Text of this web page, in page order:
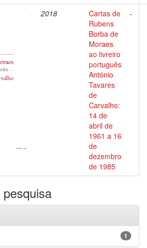
2018
Cartas de
Rubens
Borba de
Moraes
ao livreiro
português
António
Tavares
de
Carvalho:
14 de
abril de
1961 a 16
de
dezembro
de 1985
-
1